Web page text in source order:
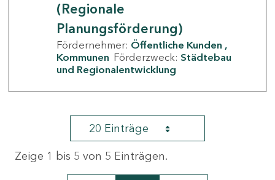
(Regionale
Planungsförderung)
Fördernehmer: Öffentliche Kunden
Kommunen Förderzweck: Städtebau
und Regionalentwicklung
20 Einträge
Zeige 1 bis 5 von 5 Einträgen.